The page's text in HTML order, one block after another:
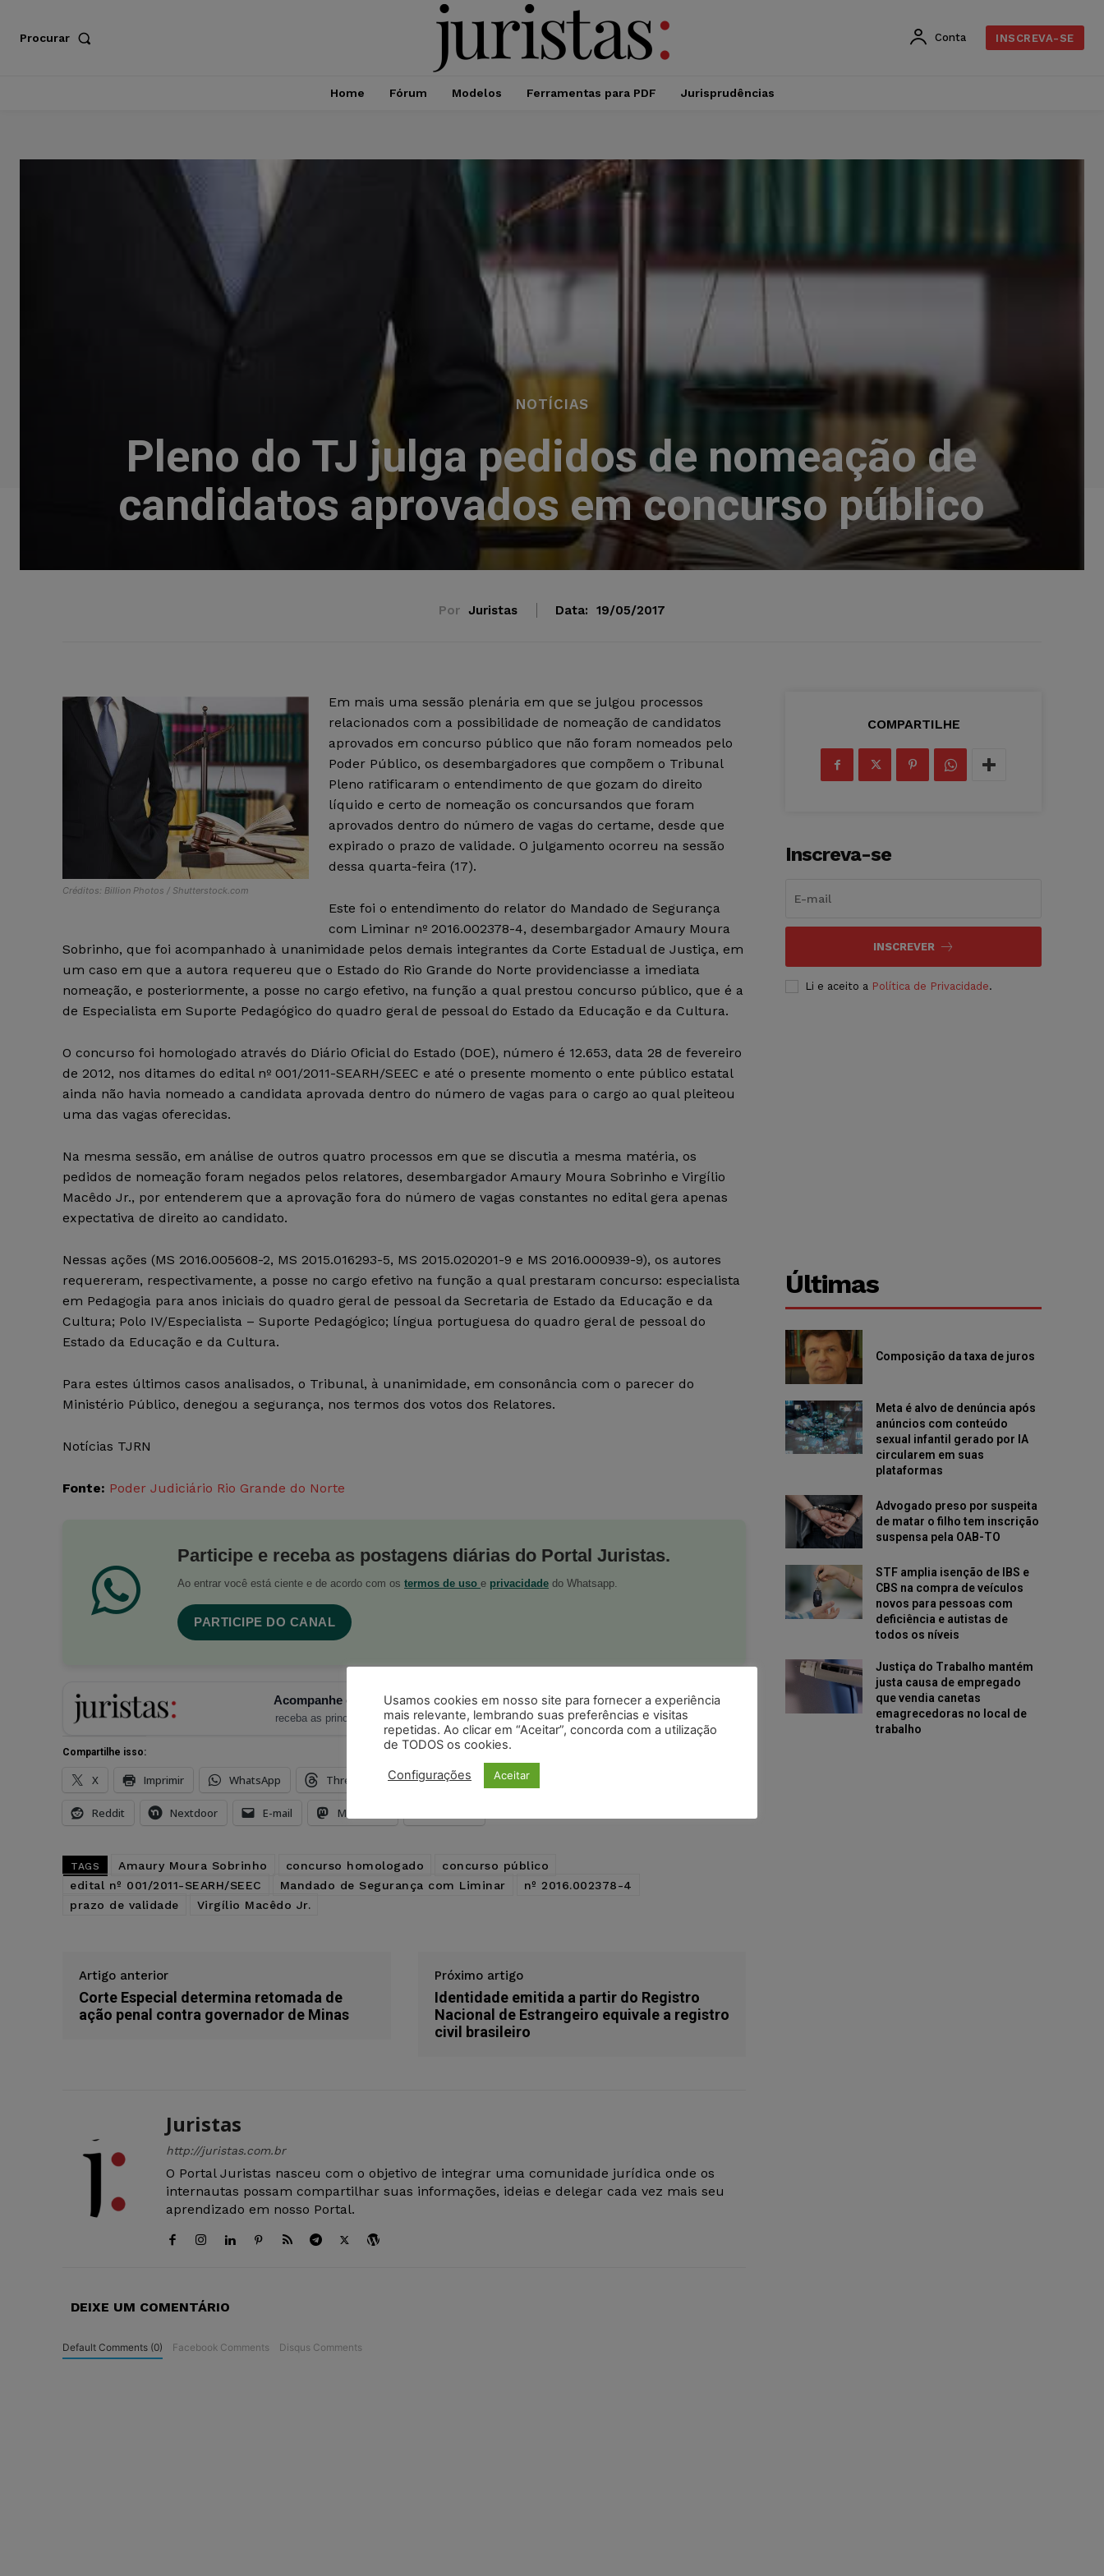
Procurar Conta INSCREVA-SE
Home Fórum Modelos Ferramentas para PDF Jurisprudências
NOTÍCIAS
Pleno do TJ julga pedidos de nomeação de
candidatos aprovados em concurso público
Por Juristas Data: 19/05/2017
Créditos: Billion Photos / Shutterstock.com
Em mais uma sessão plenária em que se julgou processos
relacionados com a possibilidade de nomeação de candidatos
aprovados em concurso público que não foram nomeados pelo
Poder Público, os desembargadores que compõem o Tribunal
Pleno ratificaram o entendimento de que gozam do direito
líquido e certo de nomeação os concursandos que foram
aprovados dentro do número de vagas do certame, desde que
expirado o prazo de validade. O julgamento ocorreu na sessão
dessa quarta-feira (17).
Este foi o entendimento do relator do Mandado de Segurança
com Liminar nº 2016.002378-4, desembargador Amaury Moura
Sobrinho, que foi acompanhado à unanimidade pelos demais integrantes da Corte Estadual de Justiça, em
um caso em que a autora requereu que o Estado do Rio Grande do Norte providenciasse a imediata
nomeação, e posteriormente, a posse no cargo efetivo, na função a qual prestou concurso público, que é a
de Especialista em Suporte Pedagógico do quadro geral de pessoal do Estado da Educação e da Cultura.
O concurso foi homologado através do Diário Oficial do Estado (DOE), número é 12.653, data 28 de fevereiro
de 2012, nos ditames do edital nº 001/2011-SEARH/SEEC e até o presente momento o ente público estatal
ainda não havia nomeado a candidata aprovada dentro do número de vagas para o cargo ao qual pleiteou
uma das vagas oferecidas.
Na mesma sessão, em análise de outros quatro processos em que se discutia a mesma matéria, os
pedidos de nomeação foram negados pelos relatores, desembargador Amaury Moura Sobrinho e Virgílio
Macêdo Jr., por entenderem que a aprovação fora do número de vagas constantes no edital gera apenas
expectativa de direito ao candidato.
Nessas ações (MS 2016.005608-2, MS 2015.016293-5, MS 2015.020201-9 e MS 2016.000939-9), os autores
requereram, respectivamente, a posse no cargo efetivo na função a qual prestaram concurso: especialista
em Pedagogia para anos iniciais do quadro geral de pessoal da Secretaria de Estado da Educação e da
Cultura; Polo IV/Especialista – Suporte Pedagógico; língua portuguesa do quadro geral de pessoal do
Estado da Educação e da Cultura.
Para estes últimos casos analisados, o Tribunal, à unanimidade, em consonância com o parecer do
Ministério Público, denegou a segurança, nos termos dos votos dos Relatores.
Notícias TJRN
Fonte: Poder Judiciário Rio Grande do Norte
Participe e receba as postagens diárias do Portal Juristas.
Ao entrar você está ciente e de acordo com os termos de uso e privacidade do Whatsapp.
PARTICIPE DO CANAL
Acompanhe o Juristas no Google News
receba as principais notícias jurídicas do Brasil
Seguir no Google
Compartilhe isso:
X Imprimir WhatsApp Threads Facebook Telegram
Reddit Nextdoor E-mail Mastodon
TAGS Amaury Moura Sobrinho concurso homologado
concurso público
edital nº 001/2011-SEARH/SEEC
Mandado de Segurança com Liminar
nº 2016.002378-4
prazo de validade
Virgílio Macêdo Jr.
Artigo anterior
Corte Especial determina retomada de
ação penal contra governador de Minas
Próximo artigo
Identidade emitida a partir do Registro
Nacional de Estrangeiro equivale a registro
civil brasileiro
Juristas
http://juristas.com.br
O Portal Juristas nasceu com o objetivo de integrar uma comunidade jurídica onde os
internautas possam compartilhar suas informações, ideias e delegar cada vez mais seu
aprendizado em nosso Portal.
DEIXE UM COMENTÁRIO
Default Comments (0) Facebook Comments Disqus Comments
COMPARTILHE
Inscreva-se
INSCREVER
Li e aceito a Política de Privacidade.
Últimas
Composição da taxa de juros
Meta é alvo de denúncia após
anúncios com conteúdo
sexual infantil gerado por IA
circularem em suas
plataformas
Advogado preso por suspeita
de matar o filho tem inscrição
suspensa pela OAB-TO
STF amplia isenção de IBS e
CBS na compra de veículos
novos para pessoas com
deficiência e autistas de
todos os níveis
Justiça do Trabalho mantém
justa causa de empregado
que vendia canetas
emagrecedoras no local de
trabalho
Usamos cookies em nosso site para fornecer a experiência
mais relevante, lembrando suas preferências e visitas
repetidas. Ao clicar em “Aceitar”, concorda com a utilização
de TODOS os cookies.
Configurações Aceitar